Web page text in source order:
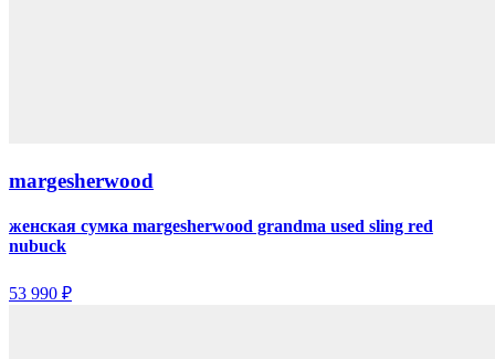
margesherwood
женская сумка margesherwood grandma used sling red
nubuck
53 990 ₽